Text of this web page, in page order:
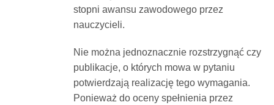
stopni awansu zawodowego przez
nauczycieli.
Nie można jednoznacznie rozstrzygnąć czy
publikacje, o których mowa w pytaniu
potwierdzają realizację tego wymagania.
Ponieważ do oceny spełnienia przez